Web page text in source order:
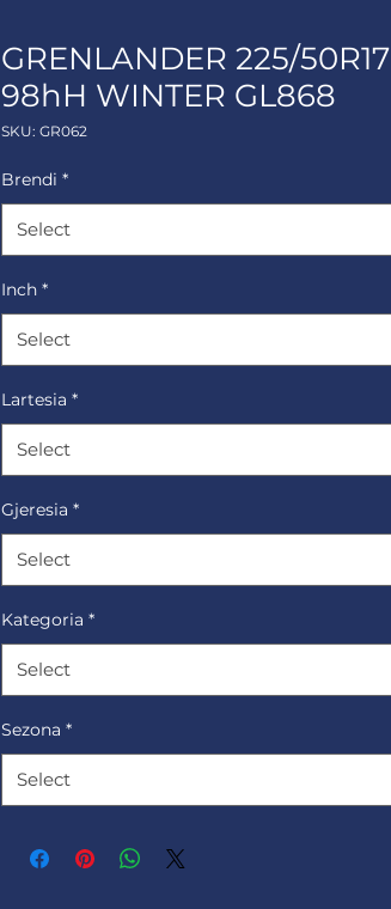
GRENLANDER 225/50R17
98hH WINTER GL868
SKU: GR062
Brendi *
Select
Inch *
Select
Lartesia *
Select
Gjeresia *
Select
Kategoria *
Select
Sezona *
Select